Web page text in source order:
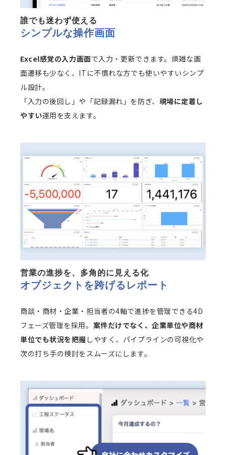
誰でも迷わず使える
シンプルな操作画面
Excel感覚の入力画面で入力・更新できます。煩雑な画
面遷移も少なく、ITに不慣れな方でも使いやすいシンプ
ル設計。
「入力の後回し」や「記録漏れ」を防ぎ、 現場に定着し
やすい運用を支えます。
営業の進捗を、多角的に見える化
オブジェクトを跨げるレポート
商談・商材・企業・担当者の4軸で進捗を管理できる4D
フェーズ管理を採用。 案件だけでなく、企業単位や商材
単位でも状況を把握 しやすく、パイプラインの可視化や
次の打ち手の検討をスムーズにします。